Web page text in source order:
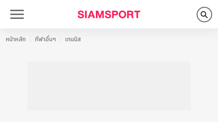
หน้าหลัก กีฬาอื่นๆ เทนนิส